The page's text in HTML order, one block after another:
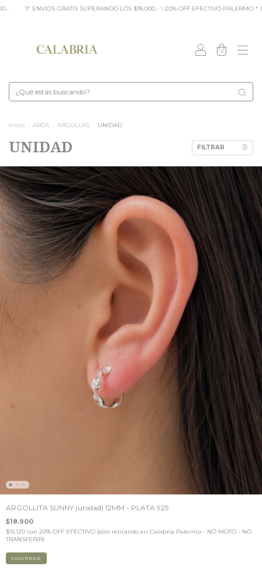
EFECTIVO PALERMO * 10% OFF TRANSFERENCIA * CUOTAS SIN INTERÉS COMPRAS
0
Inicio . AROS . ARGOLLAS . UNIDAD
UNIDAD FILTRAR
ARGOLLITA SUNNY (unidad) 12MM - PLATA 925
$18.900
$15.120 con 20% OFF EFECTIVO (sólo retirando en Calabria Palermo - NO MOTO - NO
TRANSFERIR)
COMPRAR